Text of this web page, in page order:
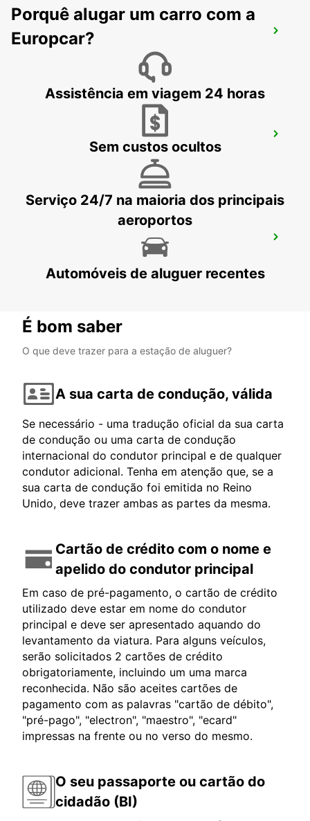
VICENZA
VICENZA - ITALY
VICENZA - BASE MILITAR
VICENZA - ITALY
AEROPORTO DE FORLI
Porquê alugar um carro com a
Europcar?
Assistência em viagem 24 horas
Sem custos ocultos
Serviço 24/7 na maioria dos principais
aeroportos
Automóveis de aluguer recentes
É bom saber
O que deve trazer para a estação de aluguer?
A sua carta de condução, válida
Se necessário - uma tradução oficial da sua carta
de condução ou uma carta de condução
internacional do condutor principal e de qualquer
condutor adicional. Tenha em atenção que, se a
sua carta de condução foi emitida no Reino
Unido, deve trazer ambas as partes da mesma.
Cartão de crédito com o nome e
apelido do condutor principal
Em caso de pré-pagamento, o cartão de crédito
utilizado deve estar em nome do condutor
principal e deve ser apresentado aquando do
levantamento da viatura. Para alguns veículos,
serão solicitados 2 cartões de crédito
obrigatoriamente, incluindo um uma marca
reconhecida. Não são aceites cartões de
pagamento com as palavras "cartão de débito",
"pré-pago", "electron", "maestro", "ecard"
impressas na frente ou no verso do mesmo.
O seu passaporte ou cartão do
cidadão (BI)